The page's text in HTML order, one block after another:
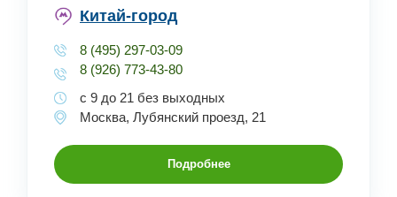
Китай-город
8 (495) 297-03-09
8 (926) 773-43-80
с 9 до 21 без выходных
Москва, Лубянский проезд, 21
Подробнее